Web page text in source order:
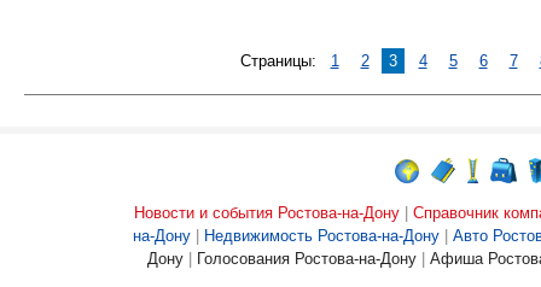
Страницы: 1 2 3 4 5 6 7
Новости и события Ростова-на-Дону
Справочник
на-Дону
Недвижимость Ростова-на-Дону
Авто
Дону
Голосования Ростова-на-Дону Афиша